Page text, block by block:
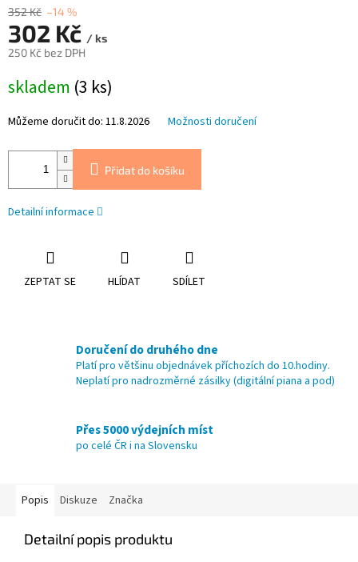
352 Kč –14 %
302 Kč / ks
250 Kč bez DPH
cena:
skladem (3 ks)
Můžeme doručit do: 11.8.2026 Možnosti doručení
Přidat do košíku
Detailní informace
ZEPTAT SE HLÍDAT SDÍLET
Doručení do druhého dne
Platí pro většinu objednávek příchozích do 10.hodiny.
Neplatí pro nadrozměrné zásilky (digitální piana a pod)
Přes 5000 výdejních míst
po celé ČR i na Slovensku
Popis Diskuze Značka
Detailní popis produktu